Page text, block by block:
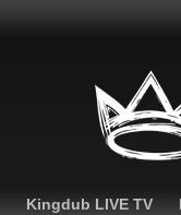
Kingdub LIVE TV